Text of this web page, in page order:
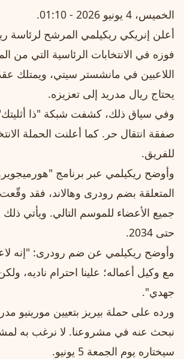
الخميس، 4 يونيو 2026 - 01:10.
أعلن إنريكي ريكيلمي المرشح لرئاسة
يحتاج ريال مدريد إلى تعزيزه.
وفي سياق ذلك، كشفت شبكة "ذا
صفقة انتقال حر. كما أعلنت الحملة
للفريق.
وأوضح ريكيلمي عبر برنامج
جميع الأعضاء للموسم التالي. ويأتي
حتى 2034.
وأوضح ريكيلمي عن ضم رودری: "إنه
مع وكيل أعماله؛ علينا احترام ناديه،
جهدي".
ورده على حملة بيريز بتعيين مورينيو
نبحث عنه في مشروعنا. لا نرغب به
سيختاره يوم الجمعة 5 يونيو.